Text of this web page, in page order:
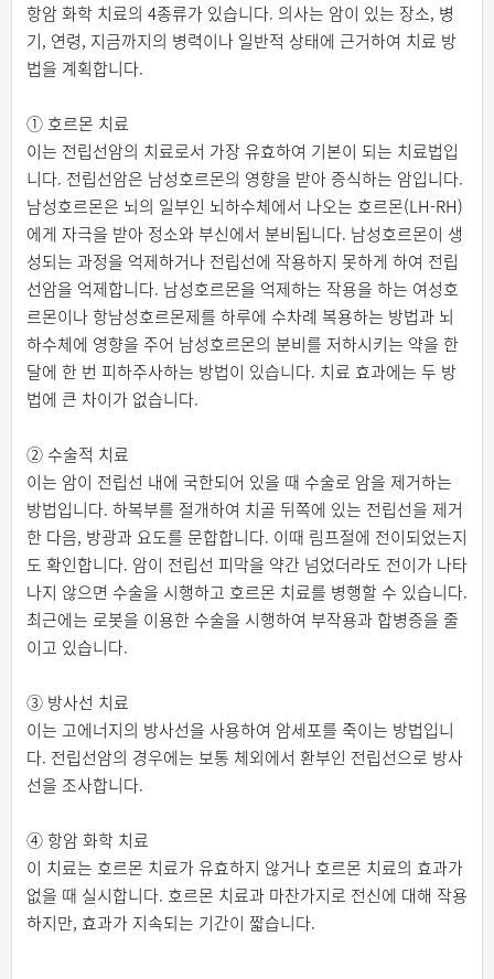
항암 화학 치료의 4종류가 있습니다. 의사는 암이 있는 장소, 병
기, 연령, 지금까지의 병력이나 일반적 상태에 근거하여 치료 방
법을 계획합니다.
① 호르몬 치료
이는 전립선암의 치료로서 가장 유효하여 기본이 되는 치료법입
니다. 전립선암은 남성호르몬의 영향을 받아 증식하는 암입니다.
남성호르몬은 뇌의 일부인 뇌하수체에서 나오는 호르몬(LH-RH)
에게 자극을 받아 정소와 부신에서 분비됩니다. 남성호르몬이 생
성되는 과정을 억제하거나 전립선에 작용하지 못하게 하여 전립
선암을 억제합니다. 남성호르몬을 억제하는 작용을 하는 여성호
르몬이나 항남성호르몬제를 하루에 수차례 복용하는 방법과 뇌
하수체에 영향을 주어 남성호르몬의 분비를 저하시키는 약을 한
달에 한 번 피하주사하는 방법이 있습니다. 치료 효과에는 두 방
법에 큰 차이가 없습니다.
② 수술적 치료
이는 암이 전립선 내에 국한되어 있을 때 수술로 암을 제거하는
방법입니다. 하복부를 절개하여 치골 뒤쪽에 있는 전립선을 제거
한 다음, 방광과 요도를 문합합니다. 이때 림프절에 전이되었는지
도 확인합니다. 암이 전립선 피막을 약간 넘었더라도 전이가 나타
나지 않으면 수술을 시행하고 호르몬 치료를 병행할 수 있습니다.
최근에는 로봇을 이용한 수술을 시행하여 부작용과 합병증을 줄
이고 있습니다.
③ 방사선 치료
이는 고에너지의 방사선을 사용하여 암세포를 죽이는 방법입니
다. 전립선암의 경우에는 보통 체외에서 환부인 전립선으로 방사
선을 조사합니다.
④ 항암 화학 치료
이 치료는 호르몬 치료가 유효하지 않거나 호르몬 치료의 효과가
없을 때 실시합니다. 호르몬 치료과 마찬가지로 전신에 대해 작용
하지만, 효과가 지속되는 기간이 짧습니다.